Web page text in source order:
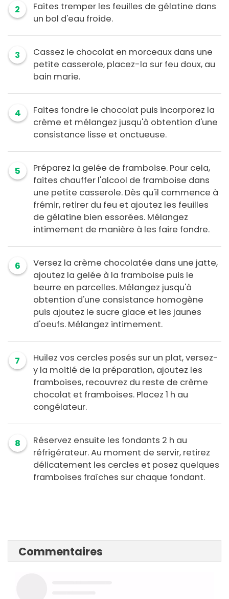
2
Faites tremper les feuilles de gélatine dans
un bol d'eau froide.
3
Cassez le chocolat en morceaux dans une
petite casserole, placez-la sur feu doux, au
bain marie.
4
Faites fondre le chocolat puis incorporez la
crème et mélangez jusqu'à obtention d'une
consistance lisse et onctueuse.
5
Préparez la gelée de framboise. Pour cela,
faites chauffer l'alcool de framboise dans
une petite casserole. Dès qu'il commence à
frémir, retirer du feu et ajoutez les feuilles
de gélatine bien essorées. Mélangez
intimement de manière à les faire fondre.
6
Versez la crème chocolatée dans une jatte,
ajoutez la gelée à la framboise puis le
beurre en parcelles. Mélangez jusqu'à
obtention d'une consistance homogène
puis ajoutez le sucre glace et les jaunes
d'oeufs. Mélangez intimement.
7
Huilez vos cercles posés sur un plat, versez-
y la moitié de la préparation, ajoutez les
framboises, recouvrez du reste de crème
chocolat et framboises. Placez 1 h au
congélateur.
8
Réservez ensuite les fondants 2 h au
réfrigérateur. Au moment de servir, retirez
délicatement les cercles et posez quelques
framboises fraîches sur chaque fondant.
Commentaires